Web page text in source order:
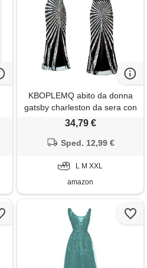
KBOPLEMQ abito da donna
gatsby charleston da sera con
paillettes, lungo, anni 1920,
tulle, abito da ballo 1920 retrò
argento, l
34,79 €
Sped. 12,99 €
L M XXL
amazon